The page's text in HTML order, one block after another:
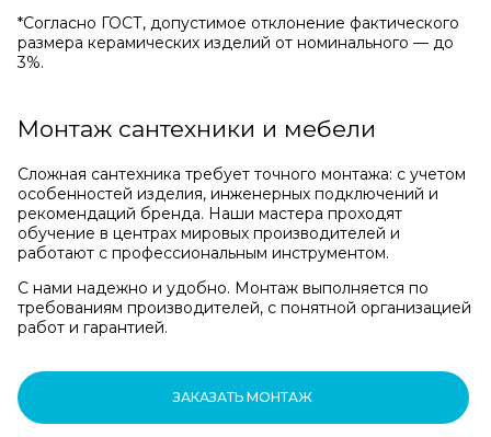
*Cогласно ГОСТ, допустимое отклонение фактического
размера керамических изделий от номинального — до
3%.
Монтаж сантехники и мебели
Сложная сантехника требует точного монтажа: с учетом
особенностей изделия, инженерных подключений и
рекомендаций бренда. Наши мастера проходят
обучение в центрах мировых производителей и
работают с профессиональным инструментом.
С нами надежно и удобно. Монтаж выполняется по
требованиям производителей, с понятной организацией
работ и гарантией.
ЗАКАЗАТЬ МОНТАЖ